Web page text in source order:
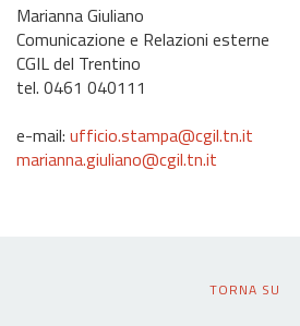
Marianna Giuliano
Comunicazione e Relazioni esterne
CGIL del Trentino
tel. 0461 040111
e-mail: ufficio.stampa@cgil.tn.it
marianna.giuliano@cgil.tn.it
TORNA SU